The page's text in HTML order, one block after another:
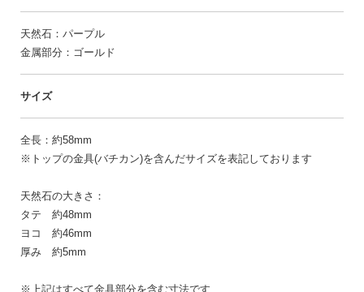
天然石：パープル
金属部分：ゴールド
サイズ
全長：約58mm
※トップの金具(バチカン)を含んだサイズを表記しております
天然石の大きさ：
タテ 約48mm
ヨコ 約46mm
厚み 約5mm
※上記はすべて金具部分を含む寸法です